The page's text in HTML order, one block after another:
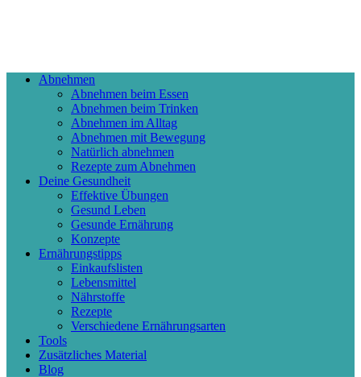
Abnehmen
Abnehmen beim Essen
Abnehmen beim Trinken
Abnehmen im Alltag
Abnehmen mit Bewegung
Natürlich abnehmen
Rezepte zum Abnehmen
Deine Gesundheit
Effektive Übungen
Gesund Leben
Gesunde Ernährung
Konzepte
Ernährungstipps
Einkaufslisten
Lebensmittel
Nährstoffe
Rezepte
Verschiedene Ernährungsarten
Tools
Zusätzliches Material
Blog